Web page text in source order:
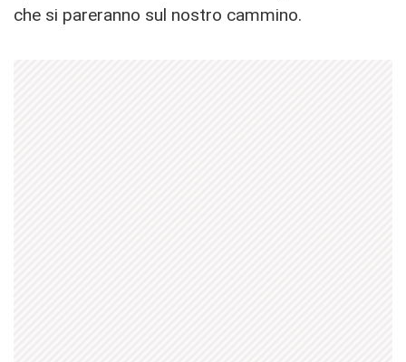
che si pareranno sul nostro cammino.